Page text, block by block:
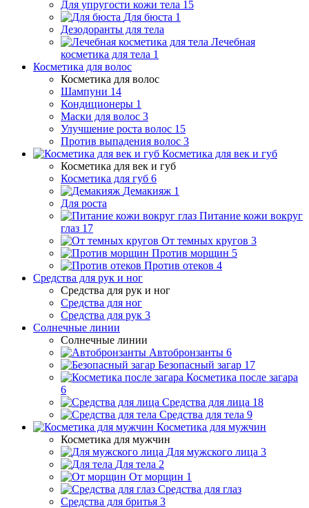
Для упругости кожи тела 15
Для бюста 1
Дезодоранты для тела
Лечебная
косметика для тела 1
Косметика для волос
Косметика для волос
Шампуни 14
Кондиционеры 1
Маски для волос 3
Улучшение роста волос 15
Против выпадения волос 3
Косметика для век и губ
Косметика для век и губ
Косметика для губ 6
Демакияж 1
Для роста
Питание кожи вокруг
глаз 17
От темных кругов 3
Против морщин 5
Против отеков 4
Средства для рук и ног
Средства для рук и ног
Средства для ног
Средства для рук 3
Солнечные линии
Солнечные линии
Автобронзанты 6
Безопасный загар 17
Косметика после загара
6
Средства для лица 18
Средства для тела 9
Косметика для мужчин
Косметика для мужчин
Для мужского лица 3
Для тела 2
От морщин 1
Средства для глаз
Средства для бритья 3